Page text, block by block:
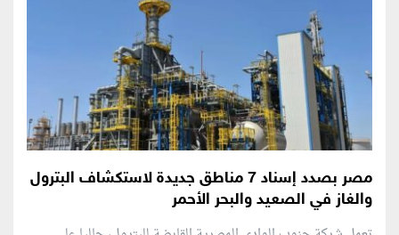
مصر بصدد إسناد 7 مناطق جديدة لاستكشاف البترول
والغاز في الصعيد والبحر الأحمر